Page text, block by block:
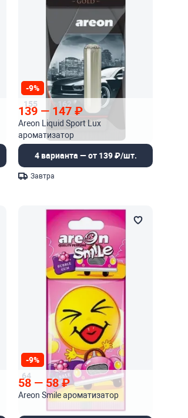
-9%
155
139 — 162
147₽
Areon Liquid Sport Lux
ароматизатор
4 варианта — от 139 ₽/шт.
Завтра
-9%
64
58 — 64
58₽
Areon Smile ароматизатор